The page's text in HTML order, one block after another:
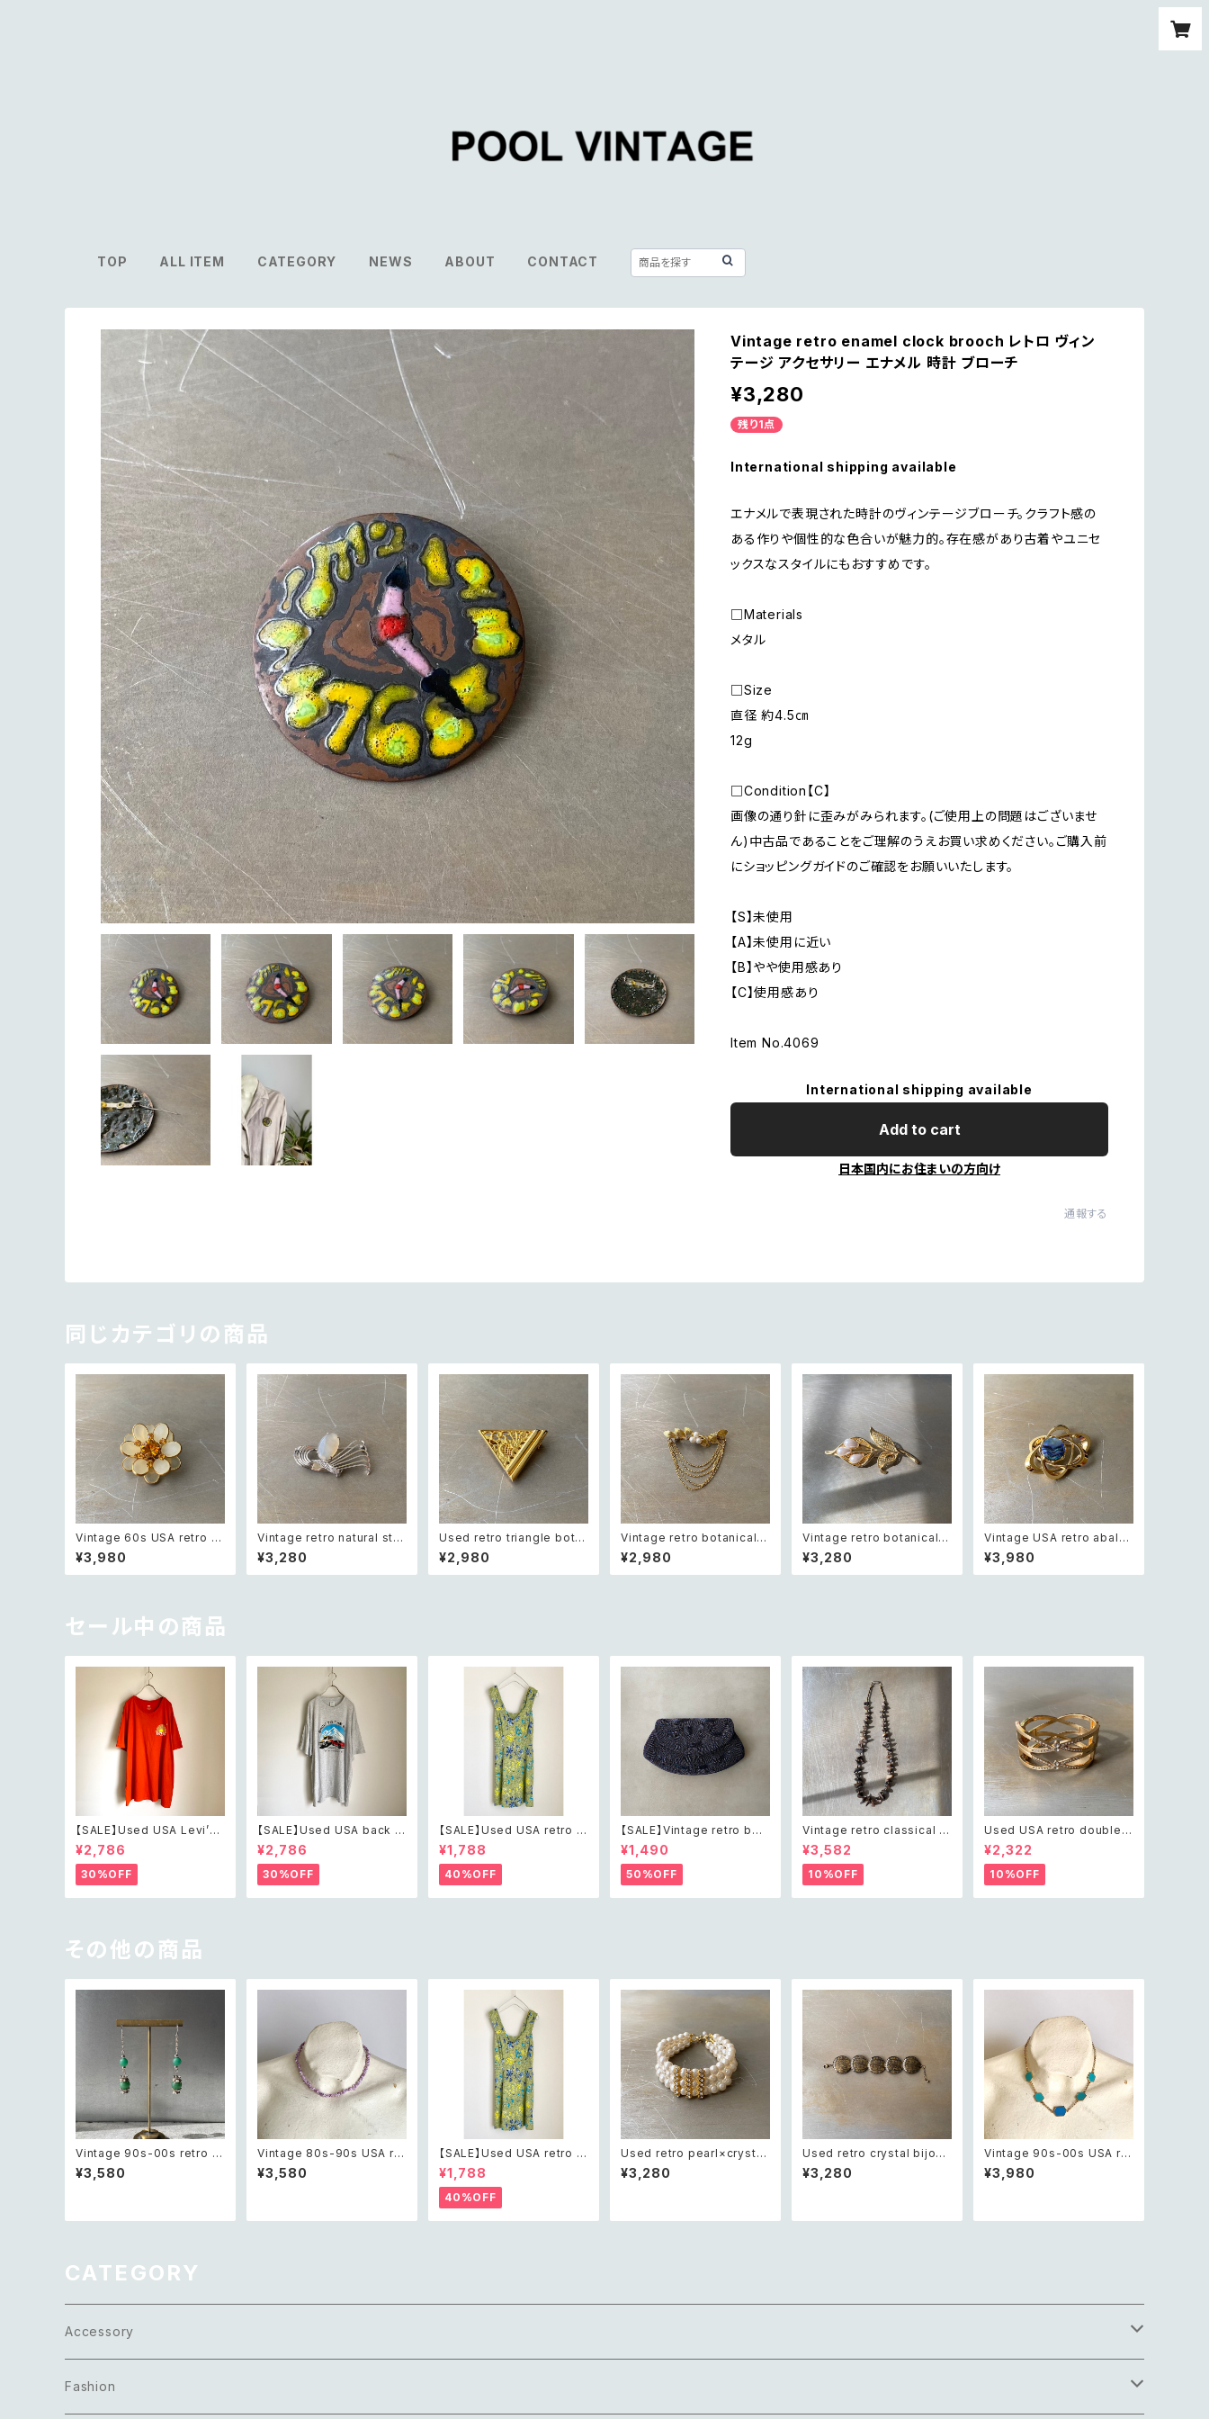
TOP ALL ITEM CATEGORY NEWS ABOUT CONTACT
Vintage retro enamel clock brooch レトロ ヴィン
テージ アクセサリー エナメル 時計 ブローチ
¥3,280
残り1点
International shipping available
エナメルで表現された時計のヴィンテージブローチ。クラフト感の
ある作りや個性的な色合いが魅力的。存在感があり古着やユニセ
ックスなスタイルにもおすすめです。
□Materials
メタル
□Size
直径 約4.5㎝
12g
□Condition【C】
画像の通り針に歪みがみられます。(ご使用上の問題はございませ
ん)中古品であることをご理解のうえお買い求めください。ご購入前
にショッピングガイドのご確認をお願いいたします。
【S】未使用
【A】未使用に近い
【B】やや使用感あり
【C】使用感あり
Item No.4069
International shipping available
Add to cart
日本国内にお住まいの方向け
通報する
同じカテゴリの商品
Vintage 60s USA retro fr
osted glass botanical flo
wer crystal bijou brooch
レトロ アメリカ ヴィンテージ
ル ビジュー ブローチ
¥3,980
Vintage retro natural sto
ne classical brooch レト
ロ ヴィンテージ アクセサリー
天然石 クラシカル ブローチ
¥3,280
Used retro triangle bota
nical lace design brooch
レトロ ユーズド アクセサリー
トライアングル ボタニカル レ
¥2,980
Vintage retro botanical p
earl×bijou brooch レトロ
ヴィンテージ アクセサリー ボ
タニカル パール×ビジュー ド
¥2,980
Vintage retro botanical fl
ower pearl brooch レトロ
ヴィンテージ アクセサリー ボ
タニカル フラワー パール ブロ
¥3,280
Vintage USA retro abalo
ne shell cosmic design
brooch レトロ アメリカ ヴィ
ンテージ アクセサリー 天然石
¥3,980
セール中の商品
【SALE】Used USA Levi’s
sunrise design orange t
shirt レトロ アメリカ ユーズ
ド 古着 リーバイス サンライズ
デザイン オレンジ Tシャツ X
XL
¥2,786
30%OFF
【SALE】Used USA back t
o the 80s car design t sh
irt レトロ アメリカ ユーズド
古着 カーデザイン ライトグレ
ー Tシャツ XXL
¥2,786
30%OFF
【SALE】Used USA retro b
otanical flower salopett
e short pants レトロ アメリ
カ ユーズド 古着 ライトグリー
ン ボタニカル フラワー サロペ
ット ショートパンツ
¥1,788
40%OFF
【SALE】Vintage retro bea
ds embroidery navy blue
pouch レトロ ヴィンテージ
ホワイト ビーズ刺繍 ネイビー
紺色 ポーチ
¥1,490
50%OFF
Vintage retro classical ro
ugh cut shell beads nec
klace レトロ ヴィンテージ ア
クセサリー クラシカル ラフカ
ット シェル ビーズ ネックレス
¥3,582
10%OFF
Used USA retro double c
ross crystal bijou bangle
レトロ アメリカ ユーズド アク
セサリー ゴールド ダブル クロ
ス ビジュー バングル
¥2,322
10%OFF
その他の商品
Vintage 90s-00s retro gr
een aventurine pierce レ
トロ ヴィンテージ アクセサリ
¥3,580
Vintage 80s-90s USA ret
ro purple shell necklace
レトロ アメリカ ヴィンテージ
¥3,580
【SALE】Used USA retro b
otanical flower salopett
e short pants レトロ アメリ
カ ユーズド 古着 ライトグリー
ン ボタニカル フラワー サロペ
ット ショートパンツ
¥1,788
40%OFF
Used retro pearl×crystal
bijou wide bracelet レト
ロ ユーズド アクセサリー クリ
¥3,280
Used retro crystal bijou
antique design bracelet
レトロ ユーズド アクセサリー
¥3,280
Vintage 90s-00s USA ret
ro blue bicolor enamel h
exagon design necklace
ー エナメル ヘキサゴン デザ
¥3,980
CATEGORY
Accessory
Necklace
Fashion